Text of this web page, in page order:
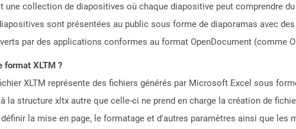
une collection de diapositives où chaque diapositive peut comprendre
sont présentées au public sous forme de diaporamas avec
par des applications conformes au format OpenDocument (comme
format XLTM ?
XLTM représente des fichiers générés par Microsoft Excel sous
la structure xltx autre que celle-ci ne prend en charge la création de
définir la mise en page, le formatage et d'autres paramètres ainsi que